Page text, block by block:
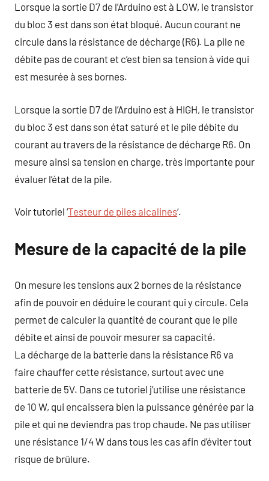
Lorsque la sortie D7 de l’Arduino est à LOW, le transistor
du bloc 3 est dans son état bloqué. Aucun courant ne
circule dans la résistance de décharge (R6). La pile ne
débite pas de courant et c’est bien sa tension à vide qui
est mesurée à ses bornes.
Lorsque la sortie D7 de l’Arduino est à HIGH, le transistor
du bloc 3 est dans son état saturé et le pile débite du
courant au travers de la résistance de décharge R6. On
mesure ainsi sa tension en charge, très importante pour
évaluer l’état de la pile.
Voir tutoriel ‘Testeur de piles alcalines‘.
Mesure de la capacité de la pile
On mesure les tensions aux 2 bornes de la résistance
afin de pouvoir en déduire le courant qui y circule. Cela
permet de calculer la quantité de courant que le pile
débite et ainsi de pouvoir mesurer sa capacité.
La décharge de la batterie dans la résistance R6 va
faire chauffer cette résistance, surtout avec une
batterie de 5V. Dans ce tutoriel j’utilise une résistance
de 10 W, qui encaissera bien la puissance générée par la
pile et qui ne deviendra pas trop chaude. Ne pas utiliser
une résistance 1/4 W dans tous les cas afin d’éviter tout
risque de brûlure.